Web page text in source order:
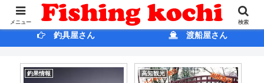
ホ ー ム ブログ
釣具屋さん 渡船屋さん
商品紹介 釣果情報
メニュー 検索